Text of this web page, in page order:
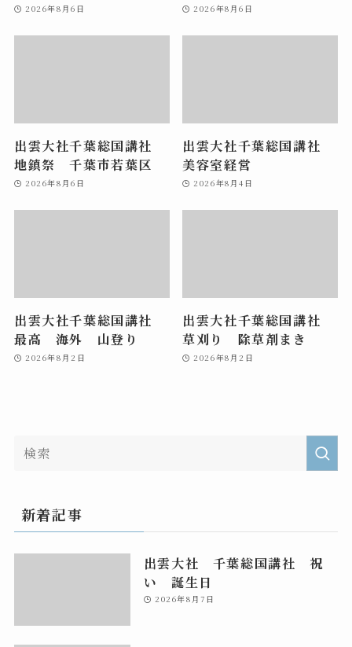
2026年8月6日 2026年8月6日
出雲大社千葉総国講社
地鎮祭 千葉市若葉区
2026年8月6日
出雲大社千葉総国講社
美容室経営
2026年8月4日
出雲大社千葉総国講社
最高 海外 山登り
2026年8月2日
出雲大社千葉総国講社
草刈り 除草剤まき
2026年8月2日
新着記事
出雲大社 千葉総国講社 祝
い 誕生日
2026年8月7日